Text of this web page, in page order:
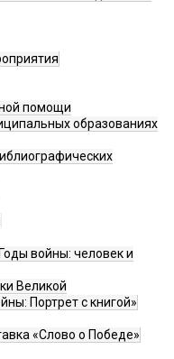
помощи
образованиях
войны: человек и
Великой
Портрет с книгой»
«Слово о Победе»